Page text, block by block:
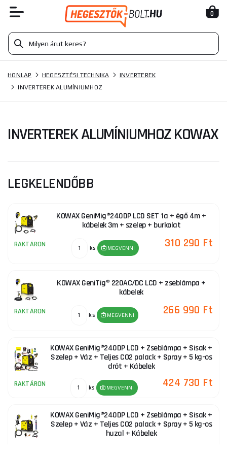
0
HONLAP HEGESZTÉSI TECHNIKA
INVERTEREK
INVERTEREK ALUMÍNIUMHOZ
INVERTEREK ALUMÍNIUMHOZ KOWAX
LEGKELENDŐBB
KOWAX GeniMig®240DP LCD SET 1a + égő 4m +
kábelek 3m + szelep + burkolat
RAKTÁRON ks MEGVENNI 310 290 Ft
KOWAX GeniTig® 220AC/DC LCD + zseblámpa +
kábelek
RAKTÁRON ks MEGVENNI 266 990 Ft
KOWAX GeniMig®240DP LCD + Zseblámpa + Sisak +
Szelep + Váz + Teljes CO2 palack + Spray + 5 kg-os
drót + Kábelek
RAKTÁRON ks MEGVENNI 424 730 Ft
KOWAX GeniMig®240DP LCD + Zseblámpa + Sisak +
Szelep + Váz + Teljes CO2 palack + Spray + 5 kg-os
huzal + Kábelek